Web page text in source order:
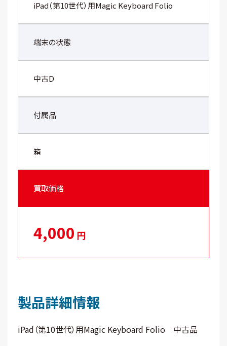
iPad（第10世代）用Magic Keyboard Folio
端末の状態
中古D
付属品
箱
買取価格
4,000 円
製品詳細情報
iPad（第10世代）用Magic Keyboard Folio 中古品